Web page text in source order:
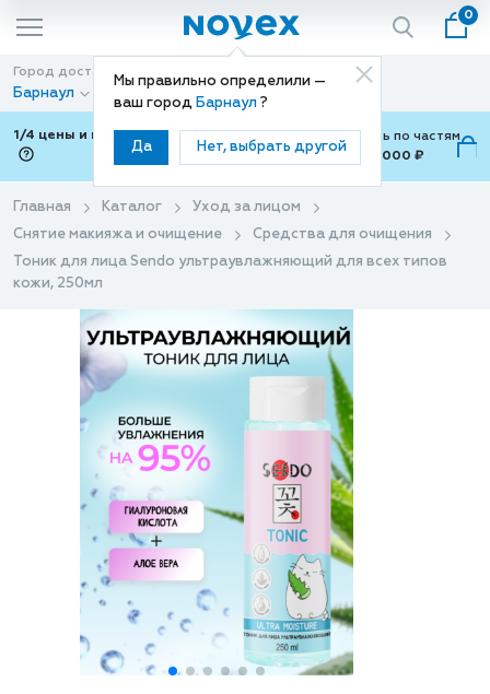
Мы правильно определили —
ваш город Барнаул ?
Да Нет, выбрать другой
0
Город доставки
Барнаул
Способ доставки
Доставка
1/4 цены и покупки ваши с Подели
Можно оплатить по частям
от 700 ₽ до 15,000 ₽
Главная Каталог
Уход за лицом
Снятие макияжа и очищение
Средства для очищения
Тоник для лица Sendo ультраувлажняющий для всех типов
кожи, 250мл